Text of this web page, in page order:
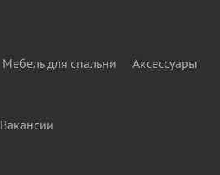
Мебель для спальни Аксессуары
Вакансии